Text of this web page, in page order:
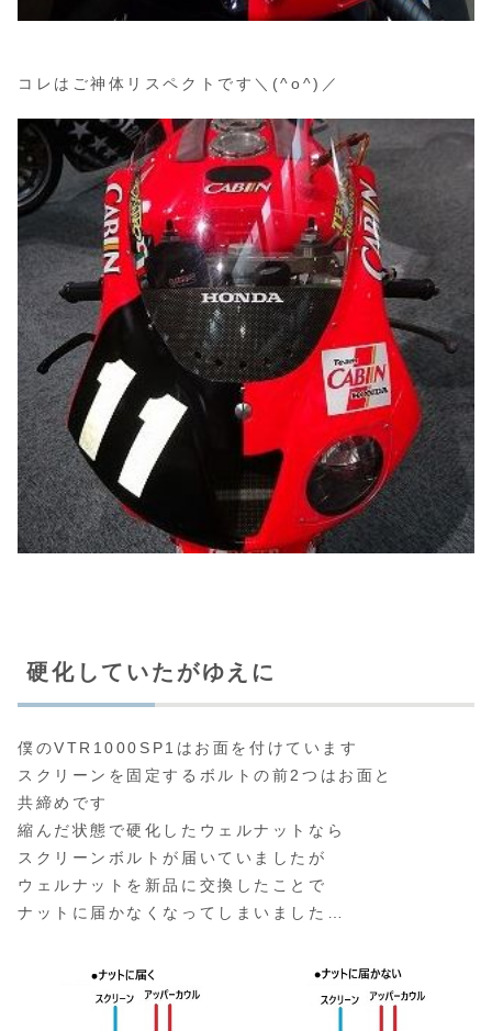
コレはご神体リスペクトです＼(^o^)／
硬化していたがゆえに
僕のVTR1000SP1はお面を付けています
スクリーンを固定するボルトの前2つはお面と
共締めです
縮んだ状態で硬化したウェルナットなら
スクリーンボルトが届いていましたが
ウェルナットを新品に交換したことで
ナットに届かなくなってしまいました…